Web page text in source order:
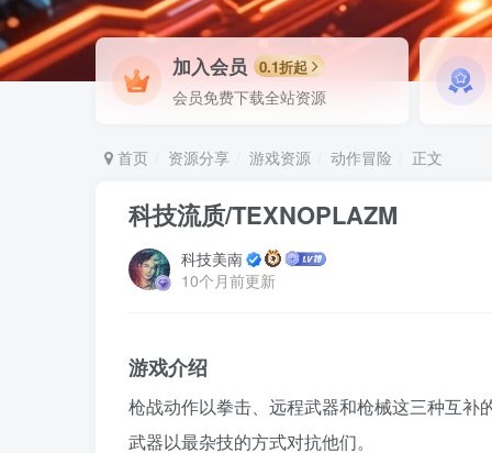
加入会员 0.1折起
会员免费下载全站资源
首页 资源分享 游戏资源 动作冒险 正文
科技流质/TEXNOPLAZM
科技美南
10个月前更新
游戏介绍
枪战动作以拳击、远程武器和枪械这三种互
武器以最杂技的方式对抗他们。